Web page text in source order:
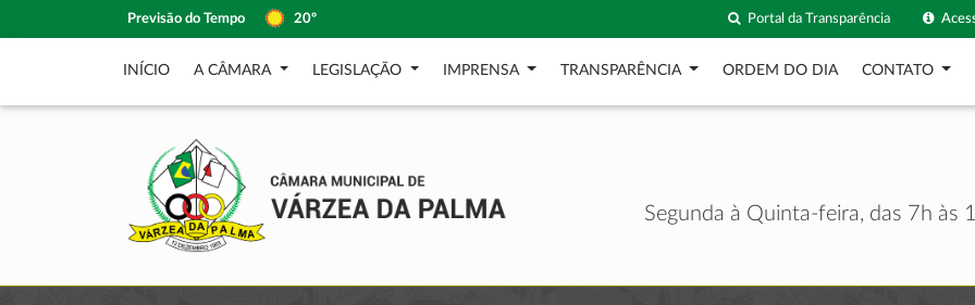
Previsão do Tempo 20º Portal da Transparência
INÍCIO A CÂMARA LEGISLAÇÃO IMPRENSA TRANSPARÊNCIA ORDEM DO DIA CONTATO
Segunda à Quinta-feira, das 7h às